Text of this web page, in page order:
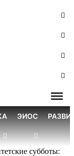
ЭИОС
субботы: